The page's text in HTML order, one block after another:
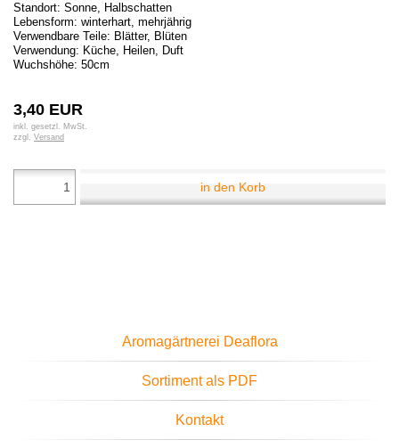
Standort: Sonne, Halbschatten
Lebensform: winterhart, mehrjährig
Verwendbare Teile: Blätter, Blüten
Verwendung: Küche, Heilen, Duft
Wuchshöhe: 50cm
3,40 EUR
inkl. gesetzl. MwSt.
zzgl. Versand
in den Korb
Aromagärtnerei Deaflora
Sortiment als PDF
Kontakt